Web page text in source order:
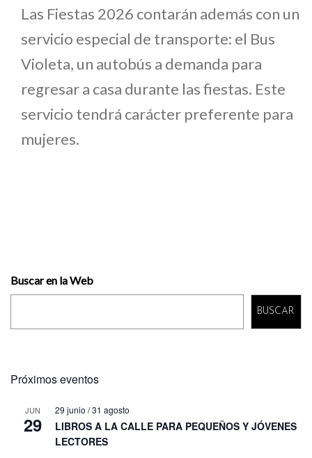
Las Fiestas 2026 contarán además con un
servicio especial de transporte: el Bus
Violeta, un autobús a demanda para
regresar a casa durante las fiestas. Este
servicio tendrá carácter preferente para
mujeres.
Buscar en la Web
BUSCAR
Próximos eventos
JUN
29
29 junio /31 agosto
LIBROS A LA CALLE PARA PEQUEÑOS Y JÓVENES
LECTORES